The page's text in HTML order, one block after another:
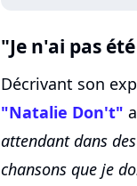
"Je n'ai pas
Décrivant son
"Natalie Don't"
attendant dans
chansons que je